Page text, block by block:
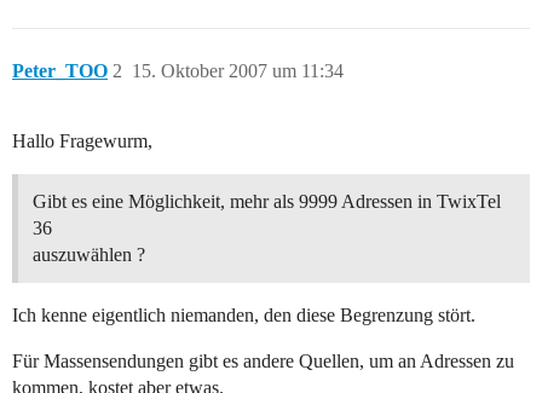
Peter_TOO 15. Oktober 2007 um 11:34
2
Hallo Fragewurm,
Gibt es eine Möglichkeit, mehr als 9999 Adressen in TwixTel
36
auszuwählen ?
Ich kenne eigentlich niemanden, den diese Begrenzung stört.
Für Massensendungen gibt es andere Quellen, um an Adressen zu
kommen, kostet aber etwas.